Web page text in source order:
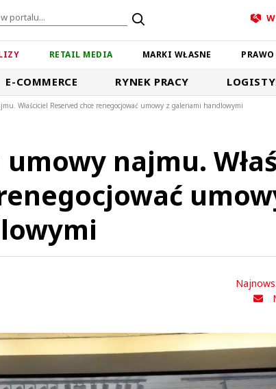
RETAIL MEDIA MARKI WŁASNE
E-COMMERCE RYNEK PRACY
Właściciel Reserved chce renegocjować umowy z galeriami handlowymi
najmu.